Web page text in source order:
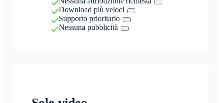
Download più veloci
Supporto prioritario
Nessuna pubblicità